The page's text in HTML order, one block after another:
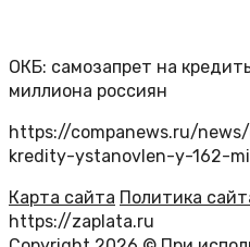
ОКБ: самозапрет на
миллиона россиян
https://companews.ru/
kredity-ystanovlen-y-162-
Карта сайта Политика
https://zaplata.ru